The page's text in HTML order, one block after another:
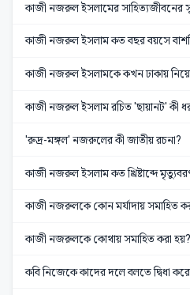
কাজী নজরুল ইসলামের সাহিত্যজীবনের
কাজী নজরুল ইসলাম কত বছর বয়সে
কাজী নজরুল ইসলামকে কখন ঢাকায়
কাজী নজরুল ইসলাম রচিত 'ছায়ানট' কী
'রুদ্র-মঙ্গল' নজরুলের কী জাতীয় রচনা?
কাজী নজরুল ইসলাম কত খ্রিষ্টাব্দে
কাজী নজরুলকে কোন মর্যাদায় সমাহিত
কাজী নজরুলকে কোথায় সমাহিত করা হয়?
কবি নিজেকে কাদের দলে বলতে দ্বিধা